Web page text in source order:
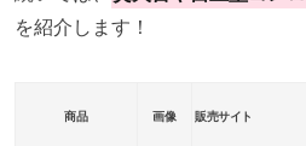
を紹介します！
商品 画像 販売サイト